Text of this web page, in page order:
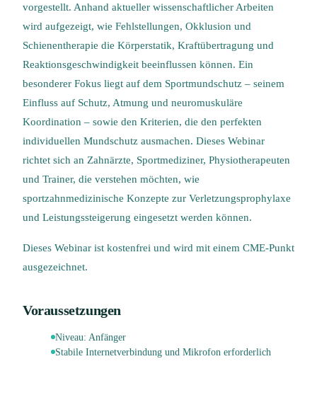
vorgestellt. Anhand aktueller wissenschaftlicher Arbeiten
wird aufgezeigt, wie Fehlstellungen, Okklusion und
Schienentherapie die Körperstatik, Kraftübertragung und
Reaktionsgeschwindigkeit beeinflussen können. Ein
besonderer Fokus liegt auf dem Sportmundschutz – seinem
Einfluss auf Schutz, Atmung und neuromuskuläre
Koordination – sowie den Kriterien, die den perfekten
individuellen Mundschutz ausmachen. Dieses Webinar
richtet sich an Zahnärzte, Sportmediziner, Physiotherapeuten
und Trainer, die verstehen möchten, wie
sportzahnmedizinische Konzepte zur Verletzungsprophylaxe
und Leistungssteigerung eingesetzt werden können.
​​​​​​​Dieses Webinar ist kostenfrei und wird mit einem CME-Punkt
ausgezeichnet.
Voraussetzungen
Niveau: Anfänger
Stabile Internetverbindung und Mikrofon erforderlich